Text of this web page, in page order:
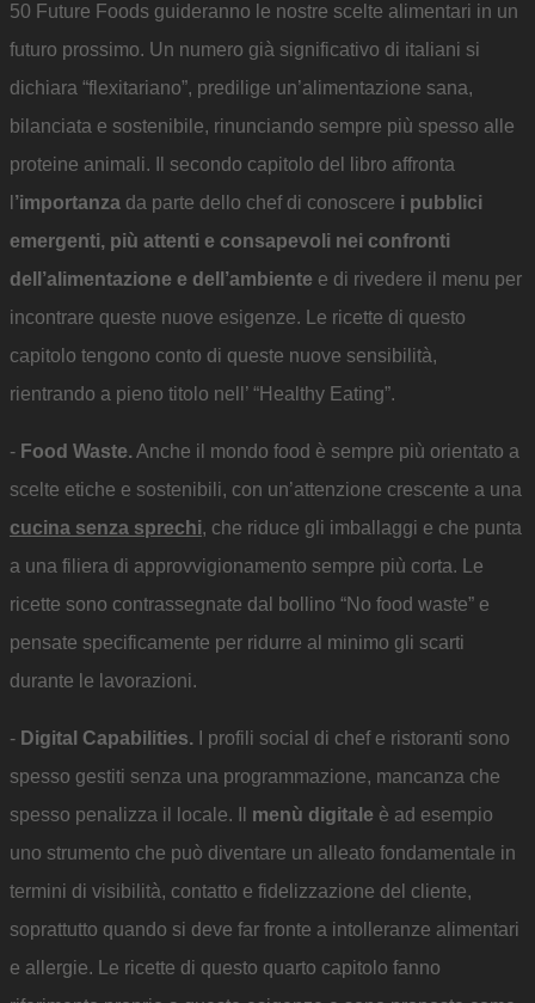
50 Future Foods guideranno le nostre scelte alimentari in un
futuro prossimo. Un numero già significativo di italiani si
dichiara “flexitariano”, predilige un’alimentazione sana,
bilanciata e sostenibile, rinunciando sempre più spesso alle
proteine animali. Il secondo capitolo del libro affronta
’importanza da parte dello chef di conoscere i pubblici
emergenti, più attenti e consapevoli nei confronti
dell’alimentazione e dell’ambiente e di rivedere il menu per
incontrare queste nuove esigenze. Le ricette di questo
capitolo tengono conto di queste nuove sensibilità,
rientrando a pieno titolo nell’ “Healthy Eating”.
- Food Waste. Anche il mondo food è sempre più orientato a
scelte etiche e sostenibili, con un’attenzione crescente a una
cucina senza sprechi, che riduce gli imballaggi e che punta
a una filiera di approvvigionamento sempre più corta. Le
ricette sono contrassegnate dal bollino “No food waste” e
pensate specificamente per ridurre al minimo gli scarti
durante le lavorazioni.
- Digital Capabilities. I profili social di chef e ristoranti sono
spesso gestiti senza una programmazione, mancanza che
spesso penalizza il locale. Il menù digitale è ad esempio
uno strumento che può diventare un alleato fondamentale in
termini di visibilità, contatto e fidelizzazione del cliente,
soprattutto quando si deve far fronte a intolleranze alimentari
e allergie. Le ricette di questo quarto capitolo fanno